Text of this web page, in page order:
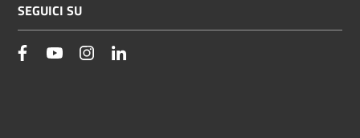
SEGUICI SU
facebookYouTube Instagram